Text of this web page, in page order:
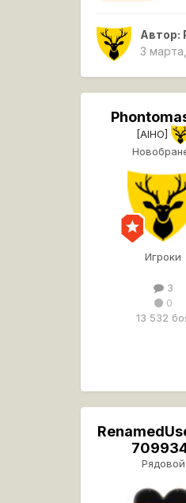
Автор:
3
[AIHO]
Игроки
3
0
13 532
Рядовой